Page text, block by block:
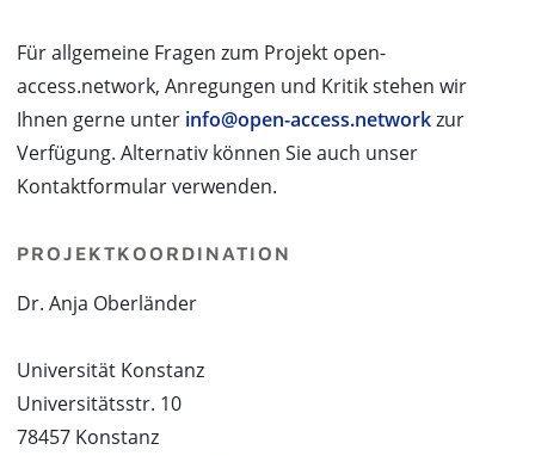
Für allgemeine Fragen zum Projekt open-
access.network, Anregungen und Kritik stehen wir
Ihnen gerne unter info@open-access.networkzur
Verfügung. Alternativ können Sie auch unser
Kontaktformular verwenden.
PROJEKTKOORDINATION
Dr. Anja Oberländer
Universität Konstanz
Universitätsstr. 10
78457 Konstanz